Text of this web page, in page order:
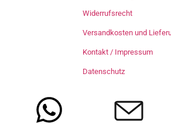
Widerrufsrecht
Versandkosten und
Kontakt / Impressum
Datenschutz